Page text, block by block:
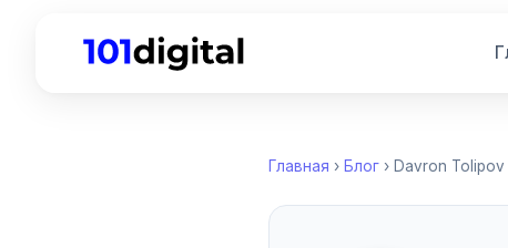
Главная › Блог › Davron Tolipov